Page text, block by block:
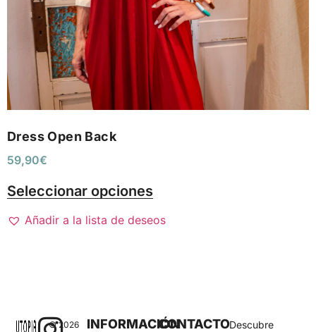
Dress Open Back
59,90€
Seleccionar opciones
Añadir a la lista de deseos
© 2026
Descubre
CONTACTO
INFORMACIÓN